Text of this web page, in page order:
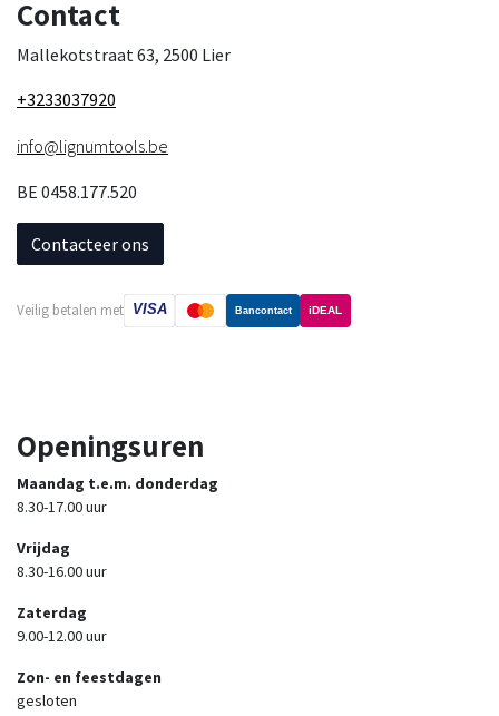
Contact
Mallekotstraat 63, 2500 Lier
+3233037920
info@lignumtools.be
BE 0458.177.520
Contacteer ons
Veilig betalen met VISA Bancontact iDEAL
Openingsuren
Maandag t.e.m. donderdag
8.30-17.00 uur
Vrijdag
8.30-16.00 uur
Zaterdag
9.00-12.00 uur
Zon- en feestdagen
gesloten